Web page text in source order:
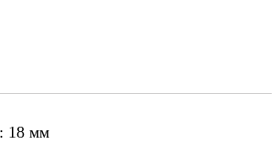
18 мм